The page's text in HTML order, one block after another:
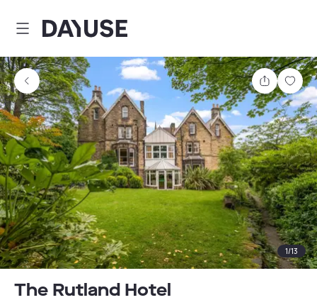
Dayuse
Teilen
1/13
The Rutland Hotel